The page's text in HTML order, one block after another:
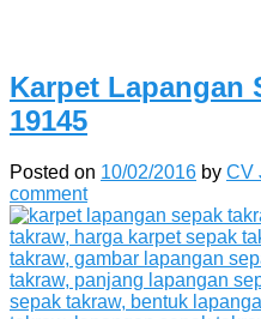
Karpet Lapangan
19145
Posted on 10/02/2016 by CV
comment